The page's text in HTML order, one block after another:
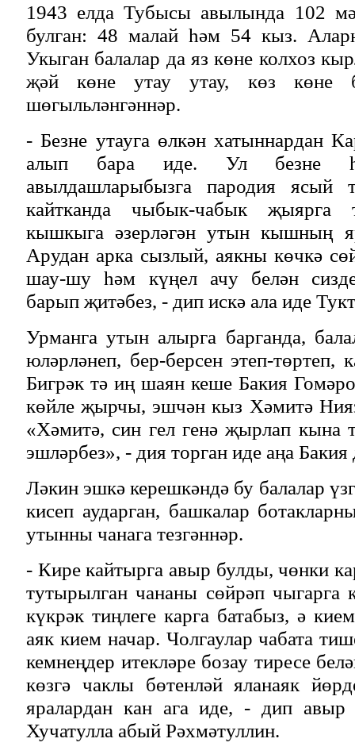
1943 елда Тубысы авылында 102
булган: 48 малай һәм 54 кыз.
Укыган балалар да яз көне колхоз
җәй көне утау утау, көз көне
шөгыльләнгәннәр.
- Безне утауга өлкән хатыннардан
алып бара иде. Ул безне
авылдашларыбызга пародия ясый
кайтканда чыбык-чабык
кышкыга әзерләгән утын кышның
Арудан арка сызлый, аякны көчкә
шау-шу һәм күңел ачу белән
барып җитәбез, - дип искә ала иде
Урманга утын алырга барганда,
юләрләнеп, бер-берсен этеп-төртеп,
Бигрәк тә иң шаян кеше Бакия
көйле җырчы, эшчән кыз Хәмитә
«Хәмитә, син гел генә җырлап кына
эшләрбез», - дия торган иде аңа
Ләкин эшкә керешкәндә бу балалар
кисеп аударган, башкалар
утынны чанага тезгәннәр.
- Кире кайтырга авыр булды, чөнки
тутырылган чананы сөйрәп чыгарга
күкрәк тиңлеге карга батабыз, ә
аяк кием начар. Чолгаулар чабата
кемнеңдер итекләре бозау тиресе
көзгә чаклы бөтенләй яланаяк
яралардан кан ага иде, - дип авыр
Хучатулла абый Рәхмәтуллин.